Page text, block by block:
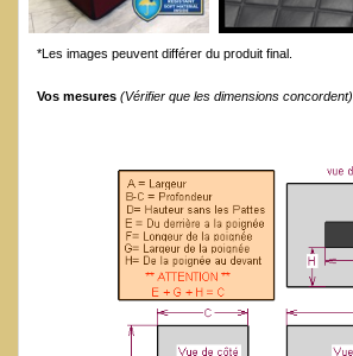
*Les images peuvent différer du produit final.
Vos mesures (Vérifier que les dimensions concordent)